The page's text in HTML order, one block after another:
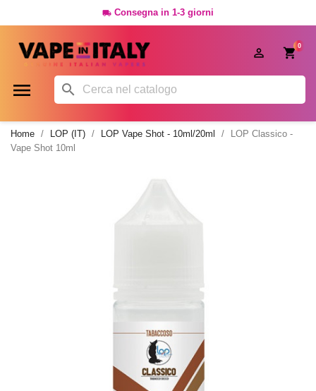
 Consegna in 1-3 giorni
0

 
Home LOP (IT) LOP Vape Shot - 10ml/20ml
LOP Classico -
Vape Shot 10ml